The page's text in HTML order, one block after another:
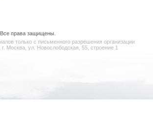
права защищены.
только с письменного разрешения организации
Москва, ул. Новослободская, 55, строение 1